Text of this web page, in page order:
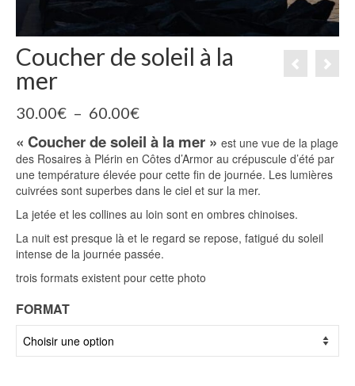
Coucher de soleil à la
mer
30.00€ – 60.00€Plage
prix :
30.00€
à
60.00€
« Coucher de soleil à la mer » est une vue de la plage
des Rosaires à Plérin en Côtes d’Armor au crépuscule d’été par
une température élevée pour cette fin de journée. Les lumières
cuivrées sont superbes dans le ciel et sur la mer.
La jetée et les collines au loin sont en ombres chinoises.
La nuit est presque là et le regard se repose, fatigué du soleil
intense de la journée passée.
trois formats existent pour cette photo
FORMAT